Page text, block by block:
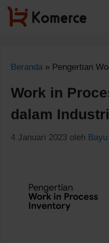
Langsung
Beranda » Pengertian
Work in
dalam
4 Januari 2023 oleh